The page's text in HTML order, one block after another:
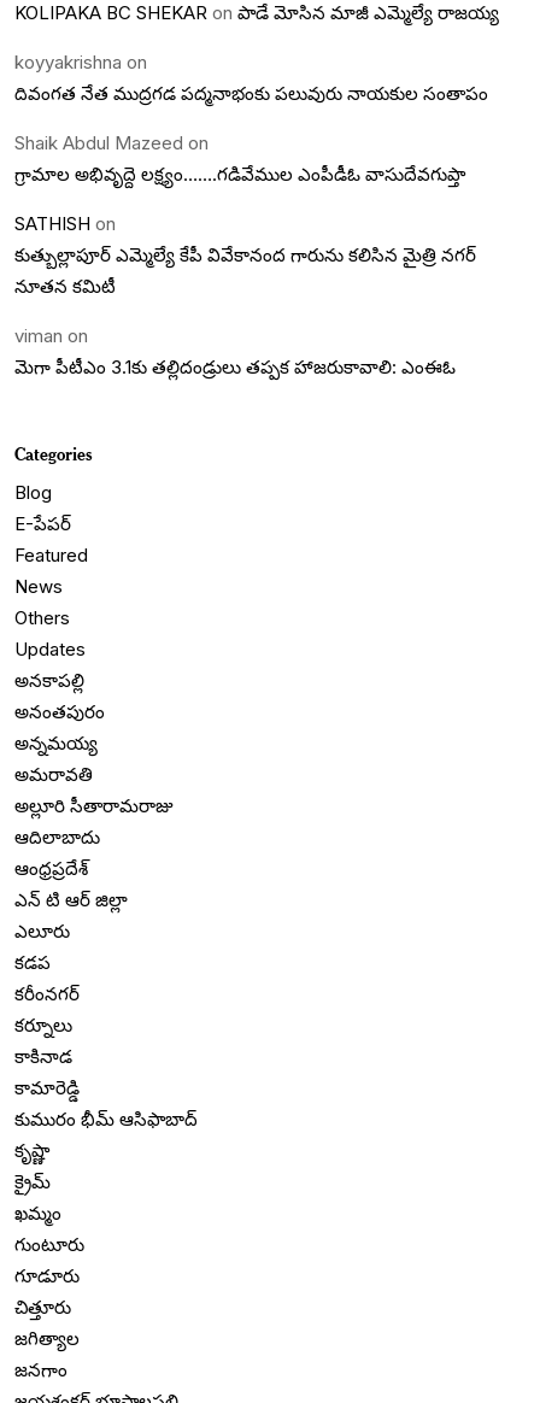
KOLIPAKA BC SHEKAR on పాడే మోసిన మాజీ ఎమ్మెల్యే రాజయ్య
koyyakrishna on
దివంగత నేత ముద్రగడ పద్మనాభంకు పలువురు నాయకుల సంతాపం
Shaik Abdul Mazeed on
గ్రామాల అభివృద్దె లక్ష్యం…….గడివేముల ఎంపీడీఓ వాసుదేవగుప్తా
SATHISH on
కుత్బుల్లాపూర్ ఎమ్మెల్యే కేపీ వివేకానంద గారును కలిసిన మైత్రి నగర్
నూతన కమిటీ
viman on
మెగా పీటీఎం 3.1కు తల్లిదండ్రులు తప్పక హాజరుకావాలి: ఎంఈఓ
Categories
Blog
E-పేపర్
Featured
News
Others
Updates
అనకాపల్లి
అనంతపురం
అన్నమయ్య
అమరావతి
అల్లూరి సీతారామరాజు
ఆదిలాబాదు
ఆంధ్రప్రదేశ్
ఎన్ టి ఆర్ జిల్లా
ఎలూరు
కడప
కరీంనగర్
కర్నూలు
కాకినాడ
కామారెడ్డి
కుమురం భీమ్ ఆసిఫాబాద్
కృష్ణా
క్రైమ్
ఖమ్మం
గుంటూరు
గూడూరు
చిత్తూరు
జగిత్యాల
జనగాం